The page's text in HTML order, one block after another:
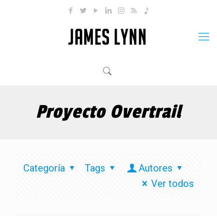
Proyecto Overtrail
Categoría Tags
Autores
Ver todos